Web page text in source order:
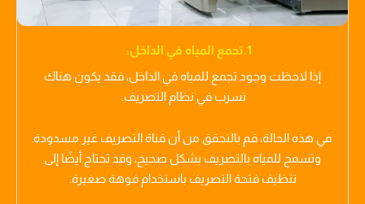
1.تجمع المياه في الداخل:
إذا لاحظت وجود تجمع للمياه في الداخل، فقد يكون هناك
تسرب في نظام التصريف.
في هذه الحالة، قم بالتحقق من أن قناة التصريف غير مسدودة
وتسمح للمياه بالتصريف بشكل صحيح، وقد تحتاج أيضًا إلى
تنظيف فتحة التصريف باستخدام فوهة صغيرة.